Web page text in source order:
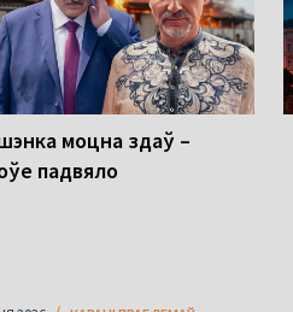
моцна здаў –
падвяло